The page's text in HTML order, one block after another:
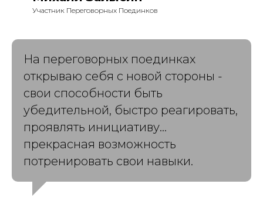
Участник Переговорных Поединков
На переговорных поединках
открываю себя с новой стороны -
свои способности быть
убедительной, быстро реагировать,
проявлять инициативу...
прекрасная возможность
потренировать свои навыки.